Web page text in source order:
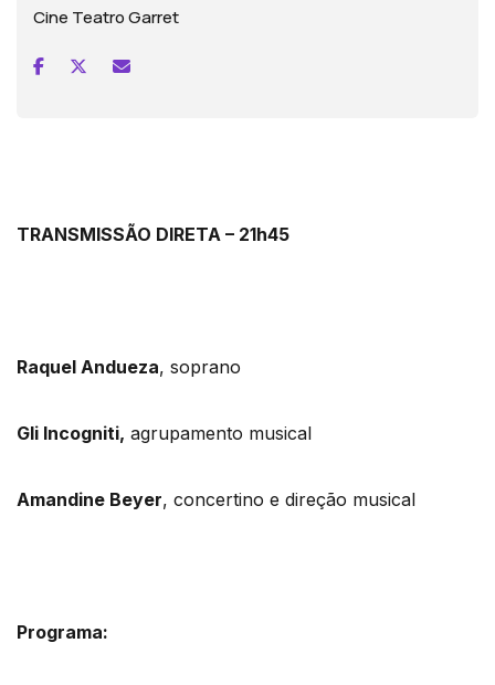
Cine Teatro Garret
TRANSMISSÃO DIRETA – 21h45
Raquel Andueza, soprano
Gli Incogniti, agrupamento musical
Amandine Beyer, concertino e direção musical
Programa: